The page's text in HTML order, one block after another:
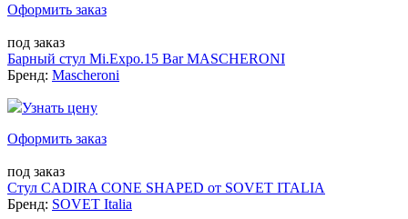
Оформить заказ
под заказ
Барный стул Mi.Expo.15 Bar MASCHERONI
Бренд: Mascheroni
Узнать цену
Оформить заказ
под заказ
Стул CADIRA CONE SHAPED от SOVET ITALIA
Бренд: SOVET Italia